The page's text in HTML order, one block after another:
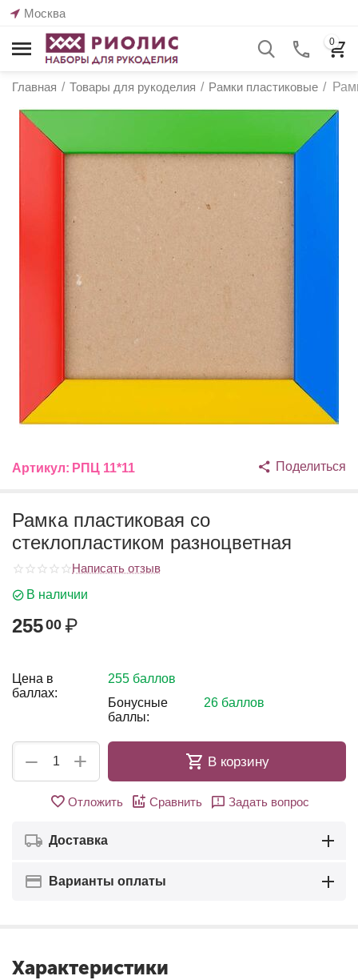
Москва
0
Главная / Товары для рукоделия / Рамки пластиковые /
Артикул: РПЦ 11*11 Поделиться
Рамка пластиковая со
стеклопластиком разноцветная
Написать отзыв
В наличии
25500 ₽
Цена в
баллах:
255 баллов
Бонусные
баллы:
26 баллов
+
− В корзину
Отложить Сравнить Задать вопрос
Доставка
Варианты оплаты
Характеристики